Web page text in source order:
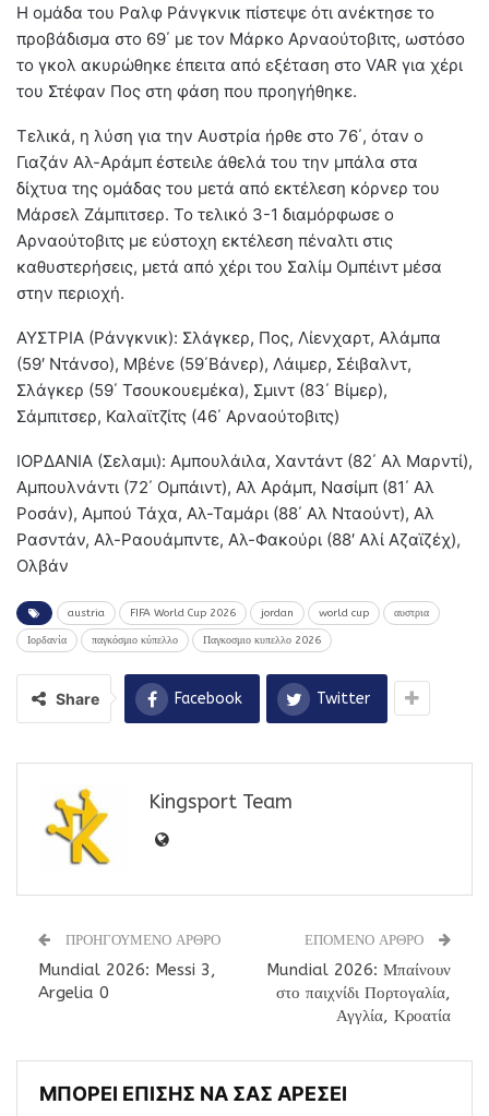
Η ομάδα του Ραλφ Ράνγκνικ πίστεψε ότι ανέκτησε το
προβάδισμα στο 69΄ με τον Μάρκο Αρναούτοβιτς, ωστόσο
το γκολ ακυρώθηκε έπειτα από εξέταση στο VAR για χέρι
του Στέφαν Πος στη φάση που προηγήθηκε.
Τελικά, η λύση για την Αυστρία ήρθε στο 76΄, όταν ο
Γιαζάν Αλ-Αράμπ έστειλε άθελά του την μπάλα στα
δίχτυα της ομάδας του μετά από εκτέλεση κόρνερ του
Μάρσελ Ζάμπιτσερ. Το τελικό 3-1 διαμόρφωσε ο
Αρναούτοβιτς με εύστοχη εκτέλεση πέναλτι στις
καθυστερήσεις, μετά από χέρι του Σαλίμ Ομπέιντ μέσα
στην περιοχή.
ΑΥΣΤΡΙΑ (Ράνγκνικ): Σλάγκερ, Πος, Λίενχαρτ, Αλάμπα
(59′ Ντάνσο), Μβένε (59΄Βάνερ), Λάιμερ, Σέιβαλντ,
Σλάγκερ (59΄ Τσουκουεμέκα), Σμιντ (83΄ Βίμερ),
Σάμπιτσερ, Καλαϊτζίτς (46΄ Αρναούτοβιτς)
ΙΟΡΔΑΝΙΑ (Σελαμι): Αμπουλάιλα, Χαντάντ (82΄ Αλ Μαρντί),
Αμπουλνάντι (72΄ Ομπάιντ), Αλ Αράμπ, Νασίμπ (81΄ Αλ
Ροσάν), Αμπού Τάχα, Αλ-Ταμάρι (88΄ Αλ Νταούντ), Αλ
Ρασντάν, Αλ-Ραουάμπντε, Αλ-Φακούρι (88′ Αλί Αζαϊζέχ),
Ολβάν
austria FIFA World Cup 2026 jordan world cup αυστρια
Ιορδανία παγκόσμιο κύπελλο Παγκοσμιο κυπελλο 2026
Share Facebook Twitter
Kingsport Team
ΠΡΟΗΓΟΥΜΕΝΟ ΑΡΘΡΟ
Mundial 2026: Messi 3,
Argelia 0
ΕΠΟΜΕΝΟ ΑΡΘΡΟ
Mundial 2026: Μπαίνουν
στο παιχνίδι Πορτογαλία,
Αγγλία, Κροατία
ΜΠΟΡΕΙ ΕΠΙΣΗΣ ΝΑ ΣΑΣ ΑΡΕΣΕΙ